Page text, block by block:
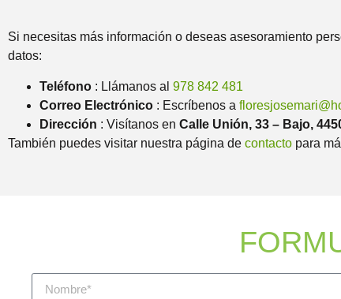
Si necesitas más información o deseas asesoramiento
datos:
Teléfono : Llámanos al 978 842 481
Correo Electrónico : Escríbenos a
Dirección : Visítanos en Calle Unión, 33 – Bajo,
También puedes visitar nuestra página de contacto para